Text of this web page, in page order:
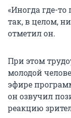
«Иногда где-то
так, в целом,
отметил он.
При этом
молодой
эфире
он озвучил
реакцию